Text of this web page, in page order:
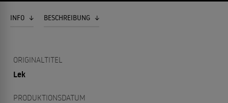
INFO BESCHREIBUNG
ORIGINALTITEL
Lek
PRODUKTIONSDATUM